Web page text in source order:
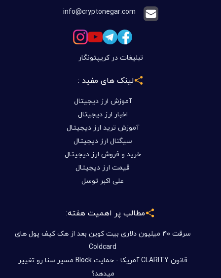
info@cryptonegar.com
تبلیغات در کریپتونگار
لینک های مفید :
آموزش ارز دیجیتال
اخبار ارز دیجیتال
آموزش ترید ارز دیجیتال
سیگنال ارز دیجیتال
خرید و فروش ارز دیجیتال
قیمت ارز دیجیتال
علی اکبر توسل
مطالب پر اهمیت هفته:
سرقت ۴۰ میلیون دلاری بیت کوین بعد از هک کیف پول های
Coldcard
قانون CLARITY آمریکا - حمایت Block مسیر سنا رو تغییر
میدهد؟